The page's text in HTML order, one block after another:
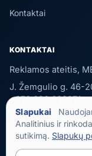
Kontaktai
KONTAKTAI
Reklamos ateitis,
J. Žemgulio g. 46-
+370 636 63387/
Slapukai
Analitinius ir
sutikimą. Slapukų